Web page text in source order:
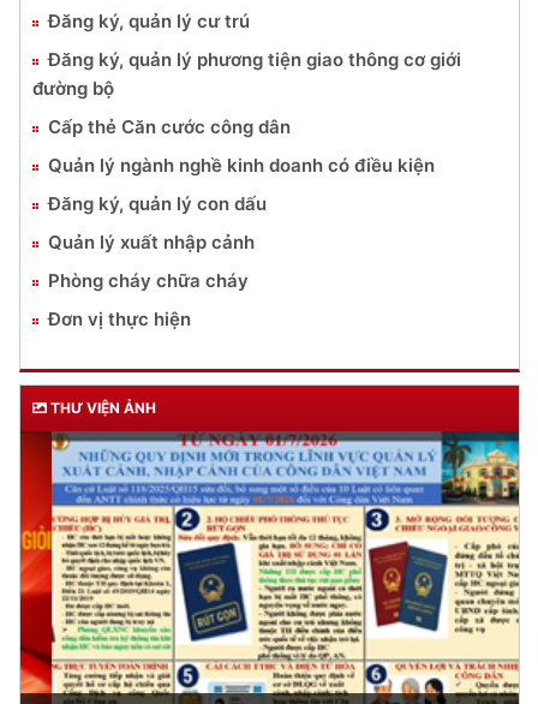
Đăng ký, quản lý cư trú
Đăng ký, quản lý phương tiện giao thông cơ giới
đường bộ
Cấp thẻ Căn cước công dân
Quản lý ngành nghề kinh doanh có điều kiện
Đăng ký, quản lý con dấu
Quản lý xuất nhập cảnh
Phòng cháy chữa cháy
Đơn vị thực hiện
THƯ VIỆN ẢNH